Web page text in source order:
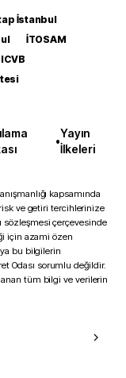
İstanbul
İTOSAM
ICVB
•
Yayın
İlkeleri
kapsamında
ve getiri tercihlerinize
sözleşmesi çerçevesinde
için azami özen
bu bilgilerin
Odası sorumlu değildir.
tüm bilgi ve verilerin